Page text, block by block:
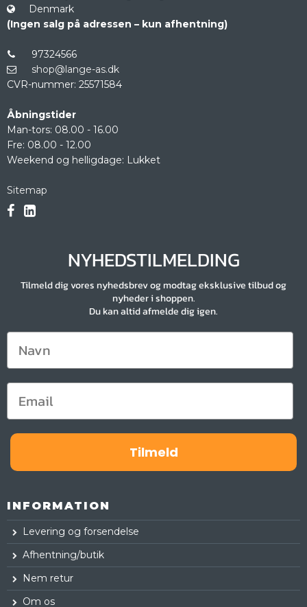
Denmark
(Ingen salg på adressen – kun afhentning)
97324566
shop@lange-as.dk
CVR-nummer: 25571584
Åbningstider
Man-tors: 08.00 - 16.00
Fre: 08.00 - 12.00
Weekend og helligdage: Lukket
Sitemap
NYHEDSTILMELDING
Tilmeld dig vores nyhedsbrev og modtag eksklusive tilbud og
nyheder i shoppen.
Du kan altid afmelde dig igen.
Tilmeld
INFORMATION
Levering og forsendelse
Afhentning/butik
Nem retur
Om os